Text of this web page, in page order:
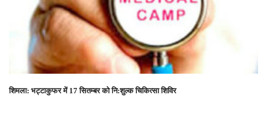
शिमला: भट्टाकुफर में 17 सितम्बर को नि:शुल्क चिकित्सा शिविर